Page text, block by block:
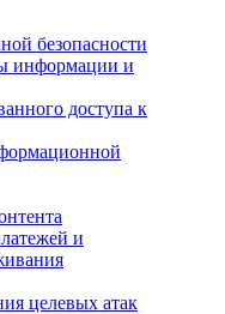
безопасности
информации и
доступа к
и
целевых атак